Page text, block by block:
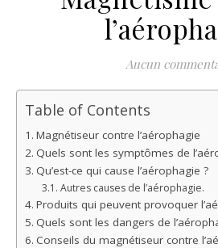
Aucun
Table of Contents
Magnétiseur contre l’aérophagie
Quels sont les symptômes de
Qu’est-ce qui cause l’aérophagie ?
Autres causes de l’aérophagie.
Produits qui peuvent provoquer
Quels sont les dangers de
Conseils du magnétiseur contre